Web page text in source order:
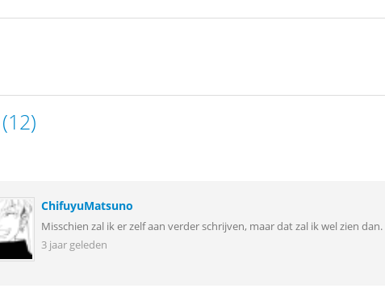
ChifuyuMatsuno
Misschien zal ik er zelf aan verder schrijven, maar dat zal ik wel zien dan.
3 jaar geleden